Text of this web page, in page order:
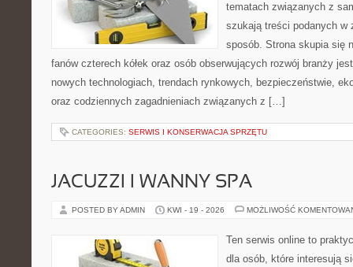
tematach związanych z
szukają treści podanych w
sposób. Strona skupia się
fanów czterech kółek oraz osób obserwujących rozwój branży
nowych technologiach, trendach rynkowych, bezpieczeństwie,
oraz codziennych zagadnieniach związanych z […]
CATEGORIES: SERWIS I KONSERWACJA SPRZĘTU
JACUZZI I WANNY SPA
POSTED BY ADMIN KWI - 19 - 2026 MOŻLIWOŚĆ
Ten serwis online to
dla osób, które interesują